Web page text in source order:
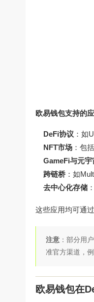
欧易钱包支持的
DeFi协议 ：如
NFT市场 ：包
GameFi与元宇
跨链桥：如
去中心化存储
这些应用均可通
注意 ：部分用
准官方渠道，
欧易钱包在